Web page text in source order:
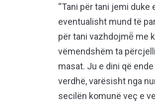
“Tani për tani jemi
eventualisht mund të
për tani vazhdojmë̈ me
vëmendshëm ta
masat. Ju e dini që
verdhë, varësisht nga
secilën komunë veç e